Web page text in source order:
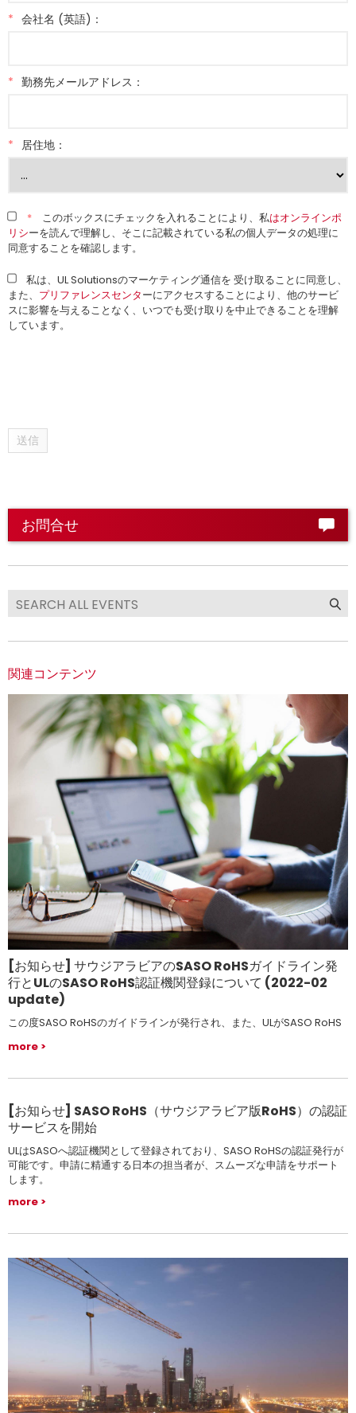
* 会社名 (英語)：
* 勤務先メールアドレス：
* 居住地：
* このボックスにチェックを入れることにより、私はオンラインポ
リシーを読んで理解し、そこに記載されている私の個人データの処理に
同意することを確認します。
私は、UL Solutionsのマーケティング通信を 受け取ることに同意し、
また、 プリファレンスセンターにアクセスすることにより、他のサービ
スに影響を与えることなく、いつでも受け取りを中止できることを理解
しています。
送信
お問合せ
関連コンテンツ
[お知らせ] サウジアラビアのSASO RoHSガイドライン発
行とULのSASO RoHS認証機関登録について (2022-02
update)
この度SASO RoHSのガイドラインが発行され、また、ULがSASO RoHS
more
[お知らせ] SASO RoHS（サウジアラビア版RoHS）の認証
サービスを開始
ULはSASOへ認証機関として登録されており、SASO RoHSの認証発行が
可能です。申請に精通する日本の担当者が、スムーズな申請をサポート
します。
more